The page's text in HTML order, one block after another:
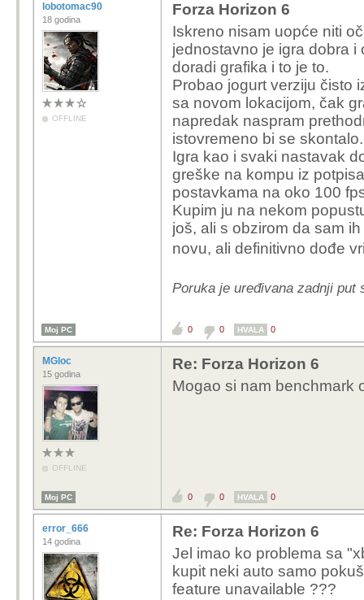
lobotomac90
18 godina
OFFLINE
Forza Horizon 6
Iskreno nisam uopće niti
jednostavno je igra dobra i
doradi grafika i to je to.
Probao jogurt verziju čisto
sa novom lokacijom, čak
napredak naspram
istovremeno bi se skontalo.
Igra kao i svaki nastavak
greške na kompu iz
postavkama na oko 100
Kupim ju na nekom
još, ali s obzirom da sam
novu, ali definitivno dođe
Poruka je uređivana zadnji put
Moj PC 0 0 HVALA 0
MGloc
15 godina
OFFLINE
Re: Forza Horizon 6
Mogao si nam benchmark
Moj PC 0 0 HVALA 0
error_666
14 godina
Re: Forza Horizon 6
Jel imao ko problema sa
kupit neki auto samo
feature unavailable ???